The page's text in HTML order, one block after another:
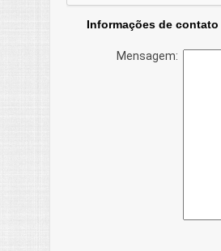
Informações de
Mensagem: